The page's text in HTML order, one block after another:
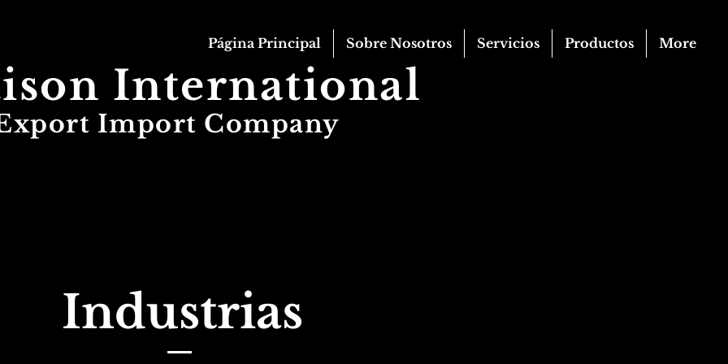
Página Principal Sobre Nosotros Servicios Productos More
International
Import Company
​Industrias